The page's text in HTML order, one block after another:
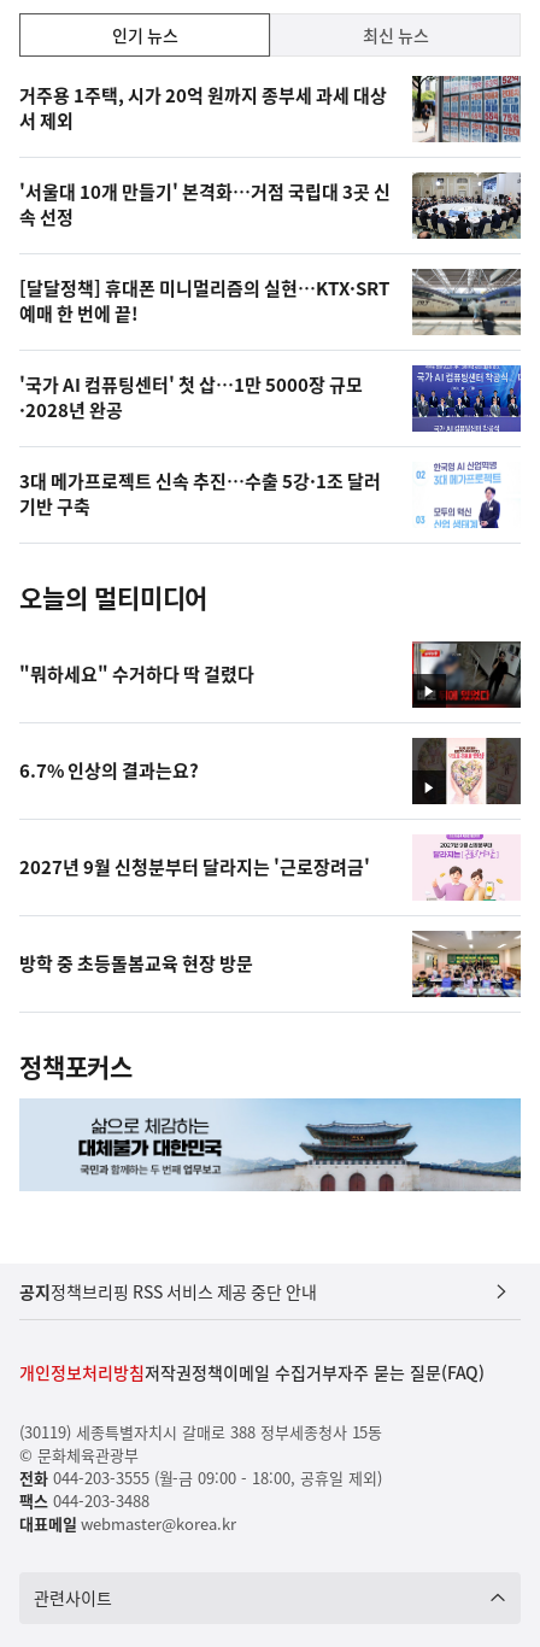
기,
최
신,
오
늘
의
영
상
오
의
사
진
인기 뉴스 최신 뉴스
인
기
뉴
스
거주용 1주택, 시가 20억 원까지 종부세 과세 대상
서 제외
'서울대 10개 만들기' 본격화…거점 국립대 3곳 신
속 선정
[달달정책] 휴대폰 미니멀리즘의 실현…KTX·SRT
예매 한 번에 끝!
'국가 AI 컴퓨팅센터' 첫 삽…1만 5000장 규모
·2028년 완공
3대 메가프로젝트 신속 추진…수출 5강·1조 달러
기반 구축
오늘의 멀티미디어
영
상
"뭐하세요" 수거하다 딱 걸렸다
영
상
6.7% 인상의 결과는요?
2027년 9월 신청분부터 달라지는 '근로장려금'
방학 중 초등돌봄교육 현장 방문
정책포커스
공지정책브리핑 RSS 서비스 제공 중단 안내
개인정보처리방침저작권정책이메일 수집거부자주 묻는 질문(FAQ)
(30119) 세종특별자치시 갈매로 388 정부세종청사 15동
© 문화체육관광부
전화044-203-3555 (월-금 09:00 - 18:00, 공휴일 제외)
팩스044-203-3488
대표메일 webmaster@korea.kr
관련사이트